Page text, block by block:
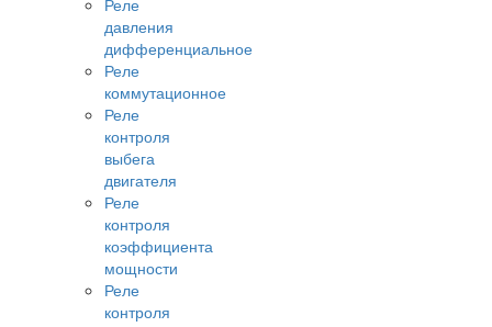
Реле
давления
дифференциальное
Реле
коммутационное
Реле
контроля
выбега
двигателя
Реле
контроля
коэффициента
мощности
Реле
контроля